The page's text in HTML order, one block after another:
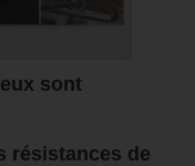
sont
résistances de